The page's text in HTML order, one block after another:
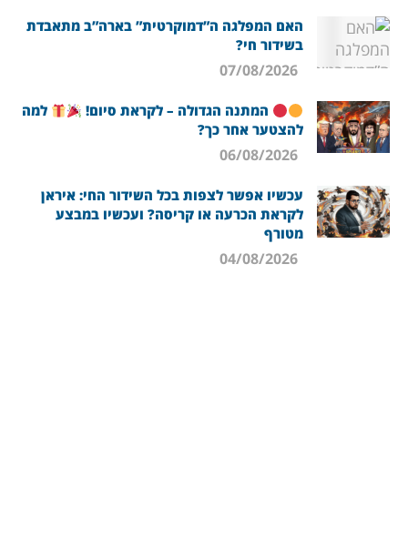
האם המפלגה ה”דמוקרטית” בארה”ב מתאבדת
בשידור חי?
המתנה הגדולה – לקראת סיום!
למה
להצטער אחר כך?
עכשיו אפשר לצפות בכל השידור החי: איראן
לקראת הכרעה או קריסה? ועכשיו במבצע
מטורף